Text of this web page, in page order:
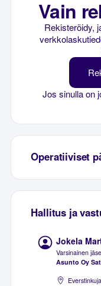
Vain
Rekisteröidy,
Jos sinulla on
Operatiiviset
Hallitus ja
Jokela
Varsinainen
Asunto Oy